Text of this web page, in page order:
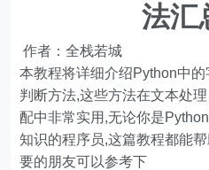
法汇
作者：全栈若城
本教程将详细介绍Python中
判断方法,这些方法在文本处
配中非常实用,无论你是
知识的程序员,这篇教程都能
要的朋友可以参考下